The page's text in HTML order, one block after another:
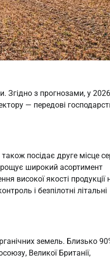
Згідно з прогнозами, у
— передові
посідає друге місце
широкий асортимент
високої якості продукції
і безпілотні літальні
земель. Близько
Великої Британії,